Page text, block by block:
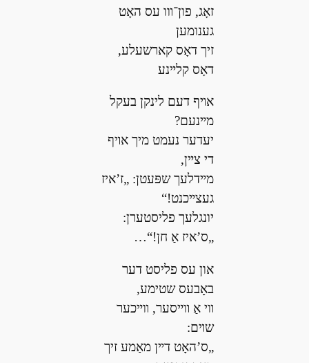
זאָג, פון־װו עס האָט
גענומען
זיך דאָס קארשעלע,
דאָס קלײנע
אױף דעם לינקן בעקל
מײנעם?
יעדער נעמט מיך אױף
די צײן,
מײדלעך שפּעטן: „ז’איז
געצײכנט!“
יונגלעך פליסטערן:
„ס’איז אַ חן!“…
און עס פליסט דער
באָבעס שטימע,
װי אַ װײסער, װײכער
שױם:
„ס’האָט דײן מאַמע זיך